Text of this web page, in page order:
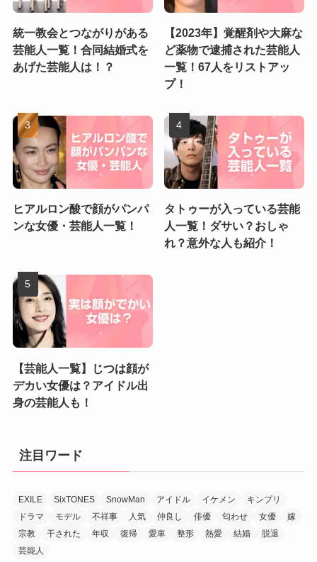
統一教会とつながりがある
芸能人一覧！合同結婚式を
あげた芸能人は！？
【2023年】覚醒剤や大麻な
ど薬物で逮捕された芸能人
一覧！67人をリストアッ
プ！
ヒアルロン酸で顔がパンパ
ンな女優・芸能人一覧！
タトゥーが入っている芸能
人一覧！ダサい？おしゃ
れ？意外な人も紹介！
【芸能人一覧】じつは顔が
デカい女優は？アイドル出
身の芸能人も！
注目ワード
EXILE SixTONES SnowMan アイドル イケメン
キンプリ
ドラマ
モデル 不祥事 人気 仲良し 俳優 匂わせ 女優
嫁
宗教
干された 年収 復帰 愛車 整形 熱愛 結婚
脱退
芸能人